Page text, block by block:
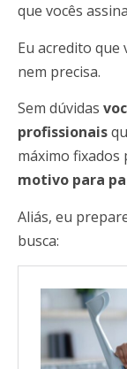
que vocês
Eu acredito que
nem precisa.
Sem dúvidas
profissionais
máximo fixados
motivo para
Aliás, eu
busca: